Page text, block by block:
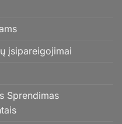
įsipareigojimai
Sprendimas